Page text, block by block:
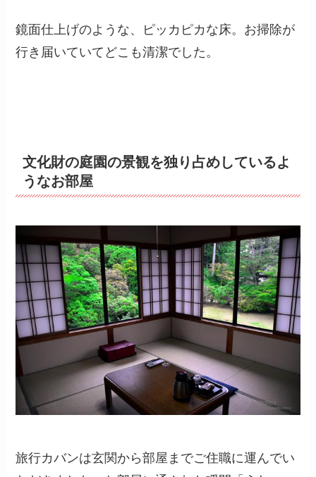
鏡面仕上げのような、ピッカピカな床。お掃除が
行き届いていてどこも清潔でした。
文化財の庭園の景観を独り占めしているよ
うなお部屋
旅行カバンは玄関から部屋までご住職に運んでい